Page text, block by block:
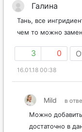
Галина
Тань, все
чем то можно
3 0
16.01.18 00:38
Mild в
Можно
достаточно в